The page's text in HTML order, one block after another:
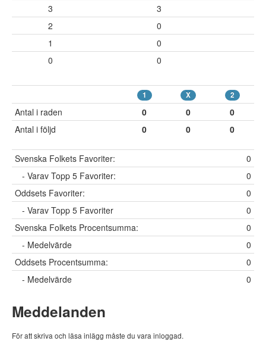
3
3
2
0
1
0
0
0
1 X 2
Antal i raden 0 0
0
Antal i följd
0 0 0
Svenska Folkets Favoriter:
0
- Varav Topp 5 Favoriter:
0
Oddsets Favoriter:
0
- Varav Topp 5 Favoriter
0
Svenska Folkets Procentsumma:
0
- Medelvärde
0
Oddsets Procentsumma:
0
- Medelvärde
0
Meddelanden
För att skriva och läsa inlägg måste du vara inloggad.